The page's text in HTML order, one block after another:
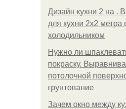
Дизайн кухни 2 на .
для кухни 2х2 метра
холодильником
Нужно ли
покраску.
потолочной
грунтование
Зачем окно между